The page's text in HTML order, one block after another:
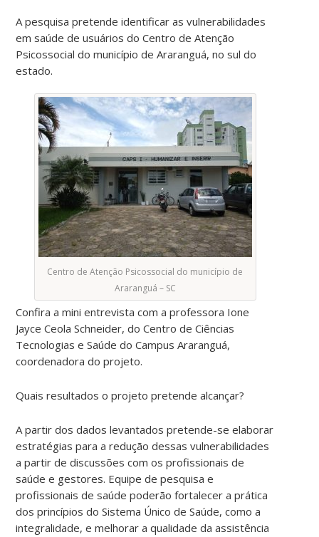
A pesquisa pretende identificar as vulnerabilidades
em saúde de usuários do Centro de Atenção
Psicossocial do município de Araranguá, no sul do
estado.
Centro de Atenção Psicossocial do município de
Araranguá – SC
Confira a mini entrevista com a professora Ione
Jayce Ceola Schneider, do Centro de Ciências
Tecnologias e Saúde do Campus Araranguá,
coordenadora do projeto.
Quais resultados o projeto pretende alcançar?
A partir dos dados levantados pretende-se elaborar
estratégias para a redução dessas vulnerabilidades
a partir de discussões com os profissionais de
saúde e gestores. Equipe de pesquisa e
profissionais de saúde poderão fortalecer a prática
dos princípios do Sistema Único de Saúde, como a
integralidade, e melhorar a qualidade da assistência